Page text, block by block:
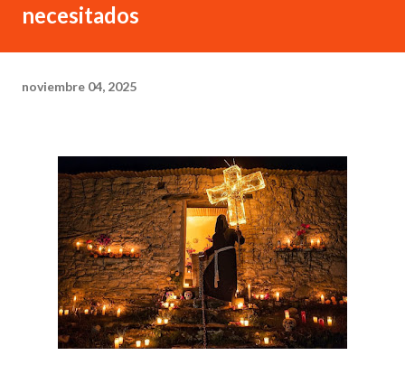
necesitados
noviembre 04, 2025